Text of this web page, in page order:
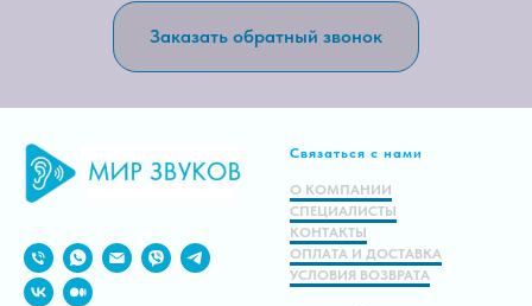
Заказать обратный звонок
Связаться с нами
О КОМПАНИИ
СПЕЦИАЛИСТЫ
КОНТАКТЫ
ОПЛАТА И ДОСТАВКА
УСЛОВИЯ ВОЗВРАТА